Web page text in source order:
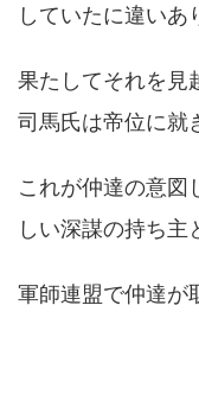
していたに違いあ
果たしてそれを見
司馬氏は帝位に就
これが仲達の意図
しい深謀の持ち主
軍師連盟で仲達が